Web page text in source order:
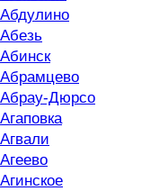
Абдулино
Абезь
Абинск
Абрамцево
Абрау-Дюрсо
Агаповка
Агвали
Агеево
Агинское